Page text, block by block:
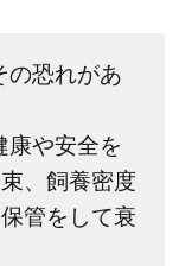
の恐れがあ
康や安全を
、飼養密度
管をして衰